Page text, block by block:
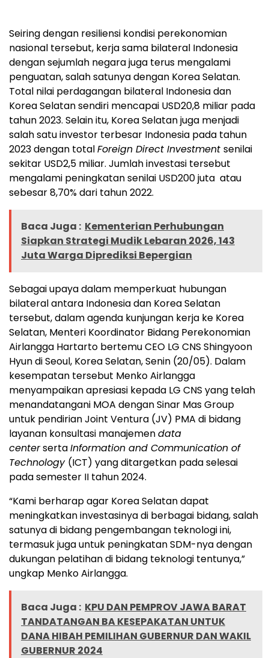
Seiring dengan resiliensi kondisi perekonomian
nasional tersebut, kerja sama bilateral Indonesia
dengan sejumlah negara juga terus mengalami
penguatan, salah satunya dengan Korea Selatan.
Total nilai perdagangan bilateral Indonesia dan
Korea Selatan sendiri mencapai USD20,8 miliar pada
tahun 2023. Selain itu, Korea Selatan juga menjadi
salah satu investor terbesar Indonesia pada tahun
2023 dengan totalForeign Direct Investment senilai
sekitar USD2,5 miliar. Jumlah investasi tersebut
mengalami peningkatan senilai USD200 juta atau
sebesar 8,70% dari tahun 2022.
Baca Juga : Kementerian Perhubungan
Siapkan Strategi Mudik Lebaran 2026, 143
Juta Warga Diprediksi Bepergian
Sebagai upaya dalam memperkuat hubungan
bilateral antara Indonesia dan Korea Selatan
tersebut, dalam agenda kunjungan kerja ke Korea
Selatan, Menteri Koordinator Bidang Perekonomian
Airlangga Hartarto bertemu CEO LG CNS Shingyoon
Hyun di Seoul, Korea Selatan, Senin (20/05). Dalam
kesempatan tersebut Menko Airlangga
menyampaikan apresiasi kepada LG CNS yang telah
menandatangani MOA dengan Sinar Mas Group
untuk pendirian Joint Ventura (JV) PMA di bidang
layanan konsultasi manajemendata
centersertaInformation and Communication of
Technology (ICT) yang ditargetkan pada selesai
pada semester II tahun 2024.
“Kami berharap agar Korea Selatan dapat
meningkatkan investasinya di berbagai bidang, salah
satunya di bidang pengembangan teknologi ini,
termasuk juga untuk peningkatan SDM-nya dengan
dukungan pelatihan di bidang teknologi tentunya,”
ungkap Menko Airlangga.
Baca Juga : KPU DAN PEMPROV JAWA BARAT
TANDATANGAN BA KESEPAKATAN UNTUK
DANA HIBAH PEMILIHAN GUBERNUR DAN WAKIL
GUBERNUR 2024